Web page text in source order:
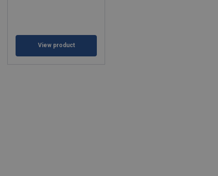
View product